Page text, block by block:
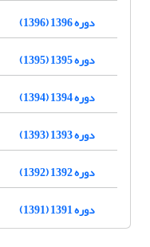
دوره 1396 (1396)
دوره 1395 (1395)
دوره 1394 (1394)
دوره 1393 (1393)
دوره 1392 (1392)
دوره 1391 (1391)